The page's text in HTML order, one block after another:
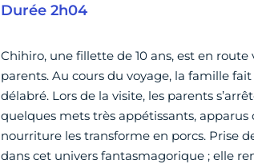
Durée 2h04
Chihiro, une fillette de 10 ans, est en
parents. Au cours du voyage, la famille
délabré. Lors de la visite, les parents
quelques mets très appétissants,
nourriture les transforme en porcs. Prise
dans cet univers fantasmagorique ; elle